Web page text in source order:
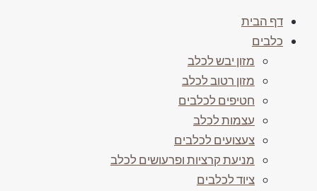
דף הבית
כלבים
מזון יבש לכלב
מזון רטוב לכלב
חטיפים לכלבים
עצמות לכלב
צעצועים לכלבים
מניעת קרציות ופרעושים לכלב
ציוד לכלבים